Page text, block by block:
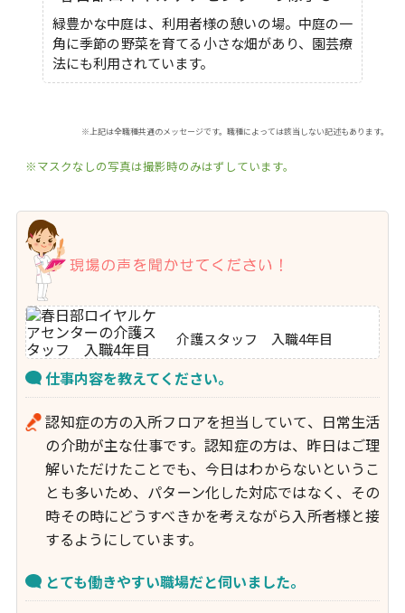
緑豊かな中庭は、利用者様の憩いの場。中庭の一
角に季節の野菜を育てる小さな畑があり、園芸療
法にも利用されています。
※上記は全職種共通のメッセージです。職種によっては該当しない記述もあります。
※マスクなしの写真は撮影時のみはずしています。
介護スタッフ 入職4年目
仕事内容を教えてください。
認知症の方の入所フロアを担当していて、日常生活
の介助が主な仕事です。認知症の方は、昨日はご理
解いただけたことでも、今日はわからないというこ
とも多いため、パターン化した対応ではなく、その
時その時にどうすべきかを考えながら入所者様と接
するようにしています。
とても働きやすい職場だと伺いました。